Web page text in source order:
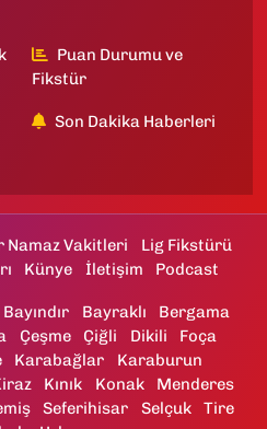
Puan Durumu ve
Fikstür
Son Dakika Haberleri
Namaz Vakitleri
Lig Fikstürü
Künye İletişim Podcast
Bayındır Bayraklı
Bergama
Çeşme Çiğli Dikili
Foça
Karabağlar
Karaburun
Kınık Konak
Menderes
Seferihisar Selçuk
Tire